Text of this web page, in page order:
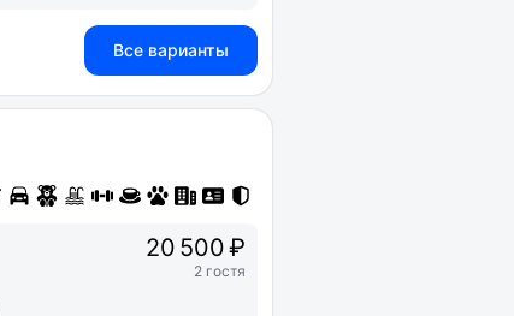
Все варианты
20 500 ₽
2 гостя